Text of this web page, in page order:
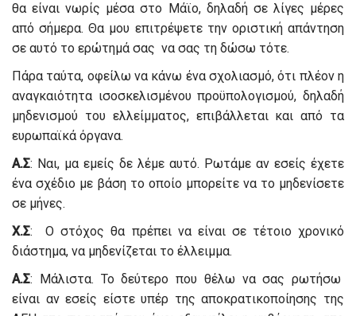
θα είναι νωρίς μέσα στο Μάϊο, δηλαδή σε λίγες μέρες
από σήμερα. Θα μου επιτρέψετε την οριστική απάντηση
σε αυτό το ερώτημά σας να σας τη δώσω τότε.
Πάρα ταύτα, οφείλω να κάνω ένα σχολιασμό, ότι πλέον η
αναγκαιότητα ισοσκελισμένου προϋπολογισμού, δηλαδή
μηδενισμού του ελλείμματος, επιβάλλεται και από τα
ευρωπαϊκά όργανα.
Α.Σ: Ναι, μα εμείς δε λέμε αυτό. Ρωτάμε αν εσείς έχετε
ένα σχέδιο με βάση το οποίο μπορείτε να το μηδενίσετε
σε μήνες.
Χ.Σ: Ο στόχος θα πρέπει να είναι σε τέτοιο χρονικό
διάστημα, να μηδενίζεται το έλλειμμα.
Α.Σ: Μάλιστα. Το δεύτερο που θέλω να σας ρωτήσω
είναι αν εσείς είστε υπέρ της αποκρατικοποίησης της